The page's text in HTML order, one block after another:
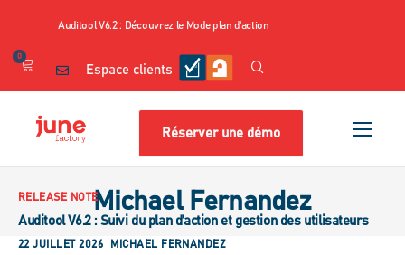
Auditool V6.2 : Découvrez le Mode plan d'action
0
Espace clients
Cas d’usage
Réserver une démo
Michael Fernandez
RELEASE NOTE
Auditool V6.2 : Suivi du plan d’action et gestion des utilisateurs
22 JUILLET 2026 MICHAEL FERNANDEZ